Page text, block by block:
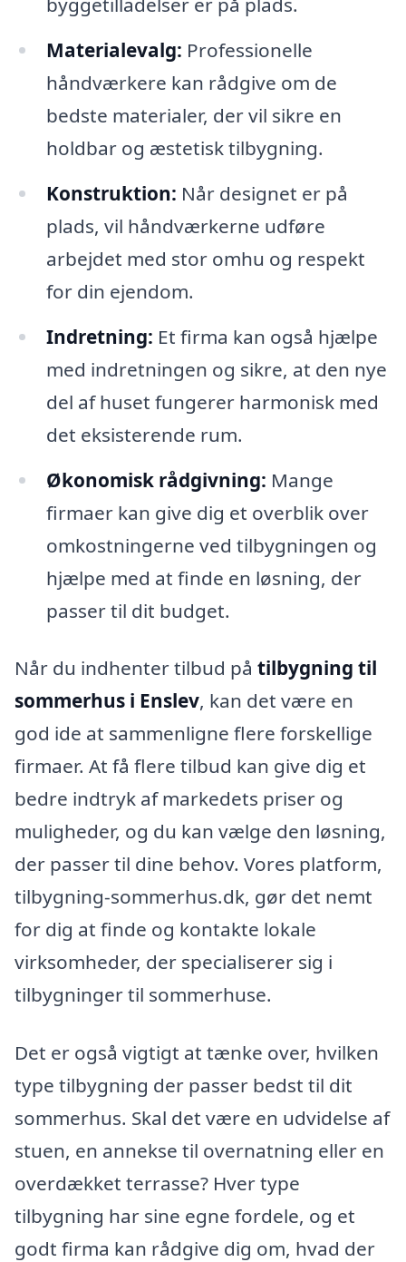
Materialevalg: Professionelle
håndværkere kan rådgive om de
bedste materialer, der vil sikre en
holdbar og æstetisk tilbygning.
Konstruktion: Når designet er på
plads, vil håndværkerne udføre
arbejdet med stor omhu og respekt
for din ejendom.
Indretning: Et firma kan også hjælpe
med indretningen og sikre, at den nye
del af huset fungerer harmonisk med
det eksisterende rum.
Økonomisk rådgivning: Mange
firmaer kan give dig et overblik over
omkostningerne ved tilbygningen og
hjælpe med at finde en løsning, der
passer til dit budget.
Når du indhenter tilbud på tilbygning til
sommerhus i Enslev, kan det være en
god ide at sammenligne flere forskellige
firmaer. At få flere tilbud kan give dig et
bedre indtryk af markedets priser og
muligheder, og du kan vælge den løsning,
der passer til dine behov. Vores platform,
tilbygning-sommerhus.dk, gør det nemt
for dig at finde og kontakte lokale
virksomheder, der specialiserer sig i
tilbygninger til sommerhuse.
Det er også vigtigt at tænke over, hvilken
type tilbygning der passer bedst til dit
sommerhus. Skal det være en udvidelse af
stuen, en annekse til overnatning eller en
overdækket terrasse? Hver type
tilbygning har sine egne fordele, og et
godt firma kan rådgive dig om, hvad der